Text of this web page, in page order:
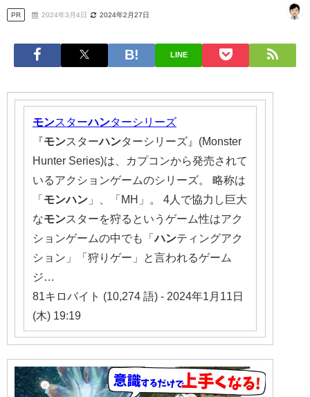
PR 2024年3月4日 2024年2月27日
LINE
モンスターハンターシリーズ
『モンスターハンターシリーズ』(Monster
Hunter Series)は、カプコンから発売されて
いるアクションゲームのシリーズ。 略称は
「 モンハン 」、「MH」。 4人で協力し巨大
なモンスターを狩るというゲーム性はアク
ションゲームの中でも「 ハンティングアク
ション」「狩りゲー」と言われるゲーム
ジ…
81キロバイト (10,274 語) - 2024年1月11日
(木) 19:19